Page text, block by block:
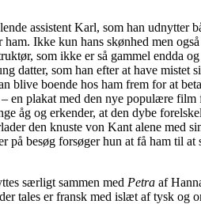
assistent Karl, som han udnytter
Ikke kun hans skønhed men
som ikke er så gammel endda
datter, som han efter at have mistet
blive boende hos ham frem for at
en plakat med den nye populære film
åg og erkender, at den dybe
den knuste von Kant alene med
besøg forsøger hun at få ham til at
særligt sammen med Petra af
tales er fransk med islæt af tysk og